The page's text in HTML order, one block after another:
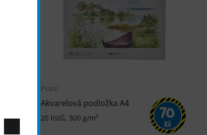
Psaní
Akvarelová podložka A4
20 listů, 300 g/m² 70
Kč